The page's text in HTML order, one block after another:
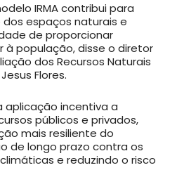
IRMA contribui para
espaços naturais e
de proporcionar
população, disse o diretor
dos Recursos Naturais
Flores.
aplicação incentiva a
públicos e privados,
mais resiliente do
de longo prazo contra os
e reduzindo o risco